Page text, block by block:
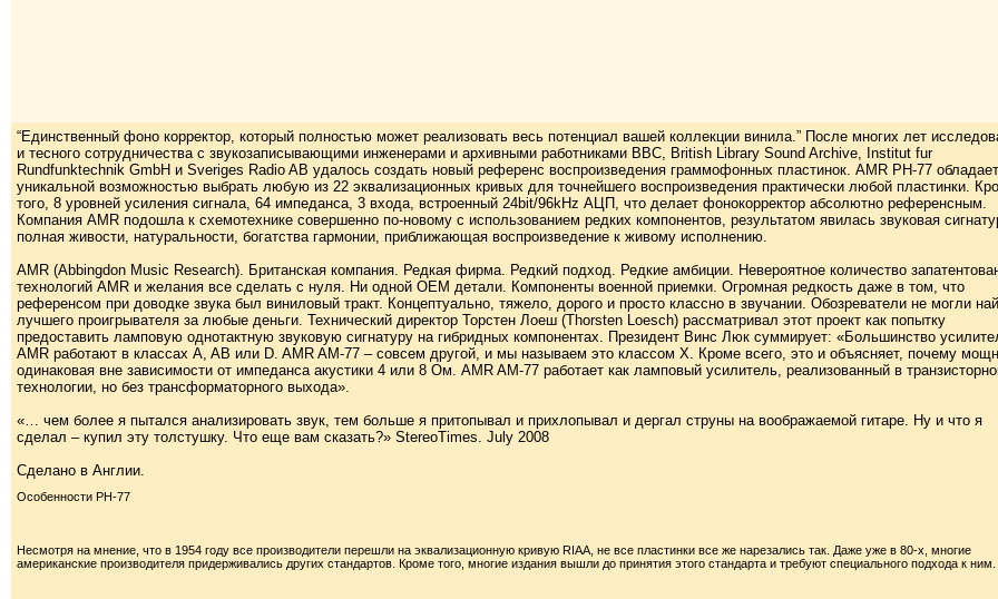
“Единственный фоно корректор, который полностью может реализовать весь потенциал вашей коллекции винила.” После многих лет
и тесного сотрудничества с звукозаписывающими инженерами и архивными работниками BBC, British Library Sound Archive, Institut fur
Rundfunktechnik GmbH и Sveriges Radio AB удалось создать новый референс воспроизведения граммофонных пластинок. AMR PH-77 обладает
уникальной возможностью выбрать любую из 22 эквализационных кривых для точнейшего воспроизведения практически любой пластинки.
того, 8 уровней усиления сигнала, 64 импеданса, 3 входа, встроенный 24bit/96kHz АЦП, что делает фонокорректор абсолютно референсным.
Компания AMR подошла к схемотехнике совершенно по-новому с использованием редких компонентов, результатом явилась звуковая
полная живости, натуральности, богатства гармонии, приближающая воспроизведение к живому исполнению.
AMR (Abbingdon Music Research). Британская компания. Редкая фирма. Редкий подход. Редкие амбиции. Невероятное количество
технологий AMR и желания все сделать с нуля. Ни одной OEM детали. Компоненты военной приемки. Огромная редкость даже в том, что
референсом при доводке звука был виниловый тракт. Концептуально, тяжело, дорого и просто классно в звучании. Обозреватели не могли
лучшего проигрывателя за любые деньги. Технический директор Торстен Лоеш (Thorsten Loesch) рассматривал этот проект как попытку
предоставить ламповую однотактную звуковую сигнатуру на гибридных компонентах. Президент Винс Люк суммирует: «Большинство
AMR работают в классах A, AB или D. AMR AM-77 – совсем другой, и мы называем это классом Х. Кроме всего, это и объясняет, почему
одинаковая вне зависимости от импеданса акустики 4 или 8 Ом. AMR AM-77 работает как ламповый усилитель, реализованный в
технологии, но без трансформаторного выхода».
«… чем более я пытался анализировать звук, тем больше я притопывал и прихлопывал и дергал струны на воображаемой гитаре. Ну и что я
сделал – купил эту толстушку. Что еще вам сказать?» StereoTimes. July 2008
Сделано в Англии.
Особенности PH-77
Несмотря на мнение, что в 1954 году все производители перешли на эквализационную кривую RIAA, не все пластинки все же нарезались так. Даже уже в 80-х, многие
американские производителя придерживались других стандартов. Кроме того, многие издания вышли до принятия этого стандарта и требуют специального подхода к ним.